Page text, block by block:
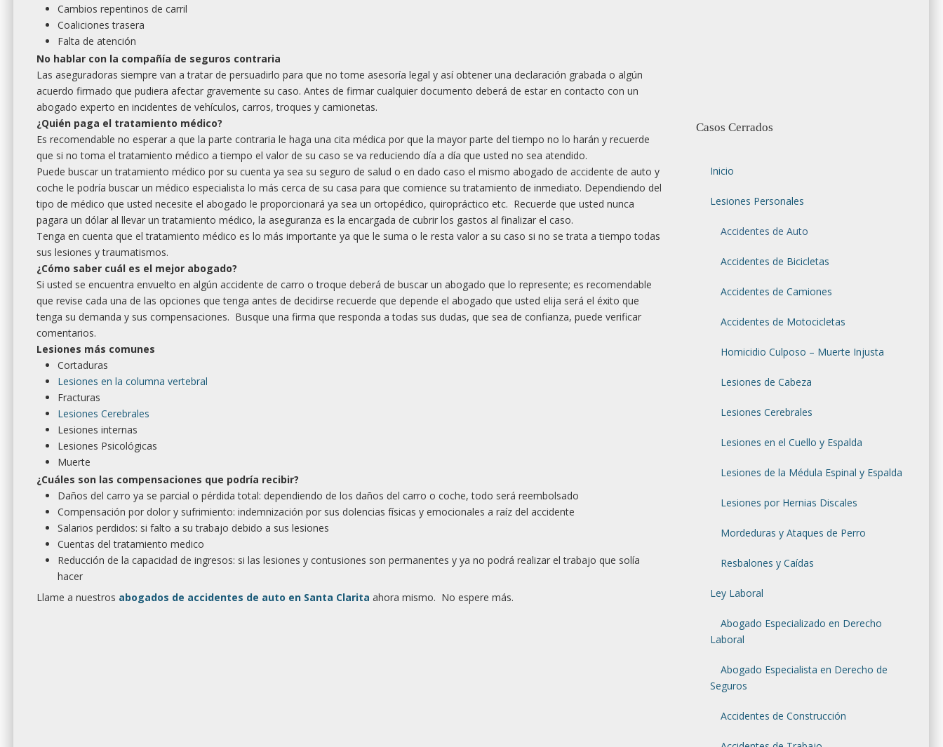
Cambios repentinos de carril
Coaliciones trasera
Falta de atención
No hablar con la compañía de seguros contraria
Las aseguradoras siempre van a tratar de persuadirlo para que no tome asesoría legal y así obtener una declaración grabada o algún
acuerdo firmado que pudiera afectar gravemente su caso. Antes de firmar cualquier documento deberá de estar en contacto con un
abogado experto en incidentes de vehículos, carros, troques y camionetas.
¿Quién paga el tratamiento médico?
Es recomendable no esperar a que la parte contraria le haga una cita médica por que la mayor parte del tiempo no lo harán y recuerde
que si no toma el tratamiento médico a tiempo el valor de su caso se va reduciendo día a día que usted no sea atendido.
Puede buscar un tratamiento médico por su cuenta ya sea su seguro de salud o en dado caso el mismo abogado de accidente de auto y
coche le podría buscar un médico especialista lo más cerca de su casa para que comience su tratamiento de inmediato. Dependiendo del
tipo de médico que usted necesite el abogado le proporcionará ya sea un ortopédico, quiropráctico etc. Recuerde que usted nunca
pagara un dólar al llevar un tratamiento médico, la aseguranza es la encargada de cubrir los gastos al finalizar el caso.
Tenga en cuenta que el tratamiento médico es lo más importante ya que le suma o le resta valor a su caso si no se trata a tiempo todas
sus lesiones y traumatismos.
¿Cómo saber cuál es el mejor abogado?
Si usted se encuentra envuelto en algún accidente de carro o troque deberá de buscar un abogado que lo represente; es recomendable
que revise cada una de las opciones que tenga antes de decidirse recuerde que depende el abogado que usted elija será el éxito que
tenga su demanda y sus compensaciones. Busque una firma que responda a todas sus dudas, que sea de confianza, puede verificar
comentarios.
Lesiones más comunes
Cortaduras
Lesiones en la columna vertebral
Fracturas
Lesiones Cerebrales
Lesiones internas
Lesiones Psicológicas
Muerte
¿Cuáles son las compensaciones que podría recibir?
Daños del carro ya se parcial o pérdida total: dependiendo de los daños del carro o coche, todo será reembolsado
Compensación por dolor y sufrimiento: indemnización por sus dolencias físicas y emocionales a raíz del accidente
Salarios perdidos: si falto a su trabajo debido a sus lesiones
Cuentas del tratamiento medico
Reducción de la capacidad de ingresos: si las lesiones y contusiones son permanentes y ya no podrá realizar el trabajo que solía
hacer
Llame a nuestros abogados de accidentes de auto en Santa Clarita ahora mismo. No espere más.
Casos Cerrados
Inicio
Lesiones Personales
Accidentes de Auto
Accidentes de Bicicletas
Accidentes de Camiones
Accidentes de Motocicletas
Homicidio Culposo – Muerte Injusta
Lesiones de Cabeza
Lesiones Cerebrales
Lesiones en el Cuello y Espalda
Lesiones de la Médula Espinal y Espalda
Lesiones por Hernias Discales
Mordeduras y Ataques de Perro
Resbalones y Caídas
Ley Laboral
Abogado Especializado en Derecho
Laboral
Abogado Especialista en Derecho de
Seguros
Accidentes de Construcción